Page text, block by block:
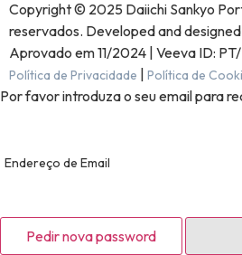
Copyright © 2025 Daiichi Sankyo
reservados. Developed and
Aprovado em 11/2024 | Veeva ID:
Política de Privacidade | Política de
Por favor introduza o seu email para
Endereço de Email
Pedir nova password